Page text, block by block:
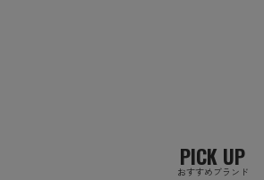
PICK UP
おすすめブランド